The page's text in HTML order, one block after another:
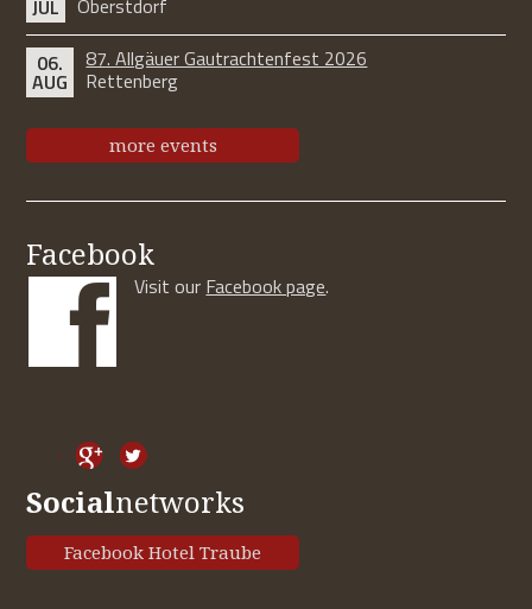
JUL
06.
AUG
87. Allgäuer Gautrachtenfest 2026
Rettenberg
more events
Facebook
Visit our Facebook page.
Socialnetworks
Facebook Hotel Traube